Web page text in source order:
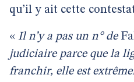
qu’il y ait cette
« Il n’y a pas un n° de
judiciaire parce que la
franchir, elle est